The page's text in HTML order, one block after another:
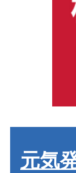
元気